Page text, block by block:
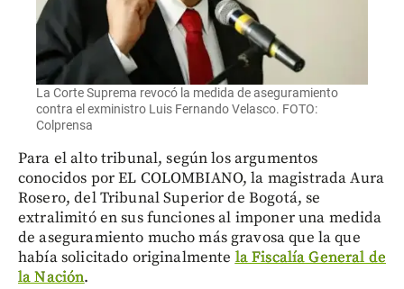
La Corte Suprema revocó la medida de aseguramiento
contra el exministro Luis Fernando Velasco. FOTO:
Colprensa
Para el alto tribunal, según los argumentos
conocidos por EL COLOMBIANO, la magistrada Aura
Rosero, del Tribunal Superior de Bogotá, se
extralimitó en sus funciones al imponer una medida
de aseguramiento mucho más gravosa que la que
había solicitado originalmente la Fiscalía General de
la Nación.